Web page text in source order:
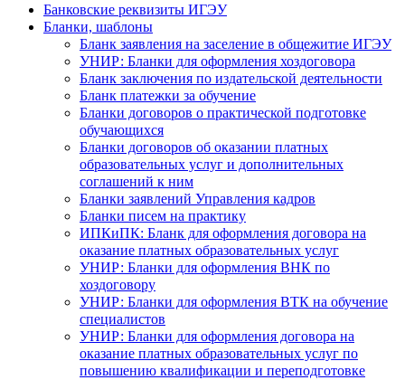
Банковские реквизиты ИГЭУ
Бланки, шаблоны
Бланк заявления на заселение в общежитие ИГЭУ
УНИР: Бланки для оформления хоздоговора
Бланк заключения по издательской деятельности
Бланк платежки за обучение
Бланки договоров о практической подготовке
обучающихся
Бланки договоров об оказании платных
образовательных услуг и дополнительных
соглашений к ним
Бланки заявлений Управления кадров
Бланки писем на практику
ИПКиПК: Бланк для оформления договора на
оказание платных образовательных услуг
УНИР: Бланки для оформления ВНК по
хоздоговору
УНИР: Бланки для оформления ВТК на обучение
специалистов
УНИР: Бланки для оформления договора на
оказание платных образовательных услуг по
повышению квалификации и переподготовке